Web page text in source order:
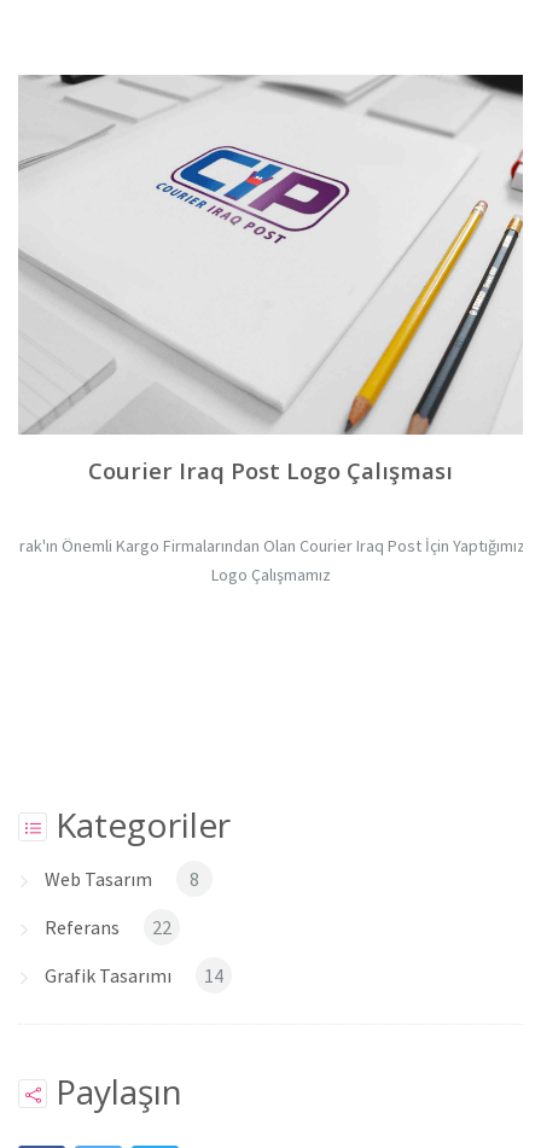
Courier Iraq Post Logo Çalışması
Irak'ın Önemli Kargo Firmalarından Olan Courier Iraq Post İçin Yaptığımız
Logo Çalışmamız
Kategoriler
Web Tasarım
8
Referans
22
Grafik Tasarımı
14
Paylaşın